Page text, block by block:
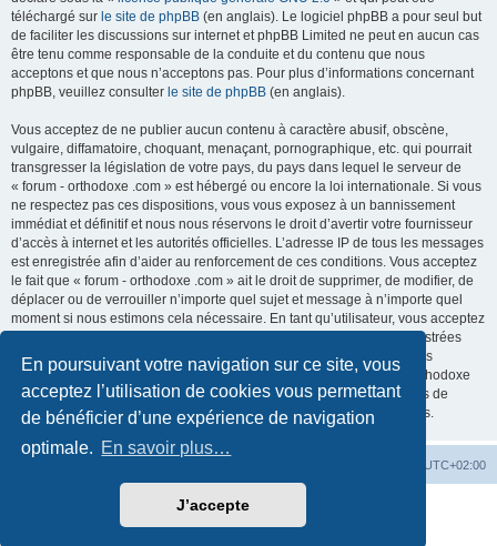
En poursuivant votre navigation sur ce site, vous
acceptez l’utilisation de cookies vous permettant
de bénéficier d’une expérience de navigation
optimale. En savoir plus…
J’accepte
téléchargé sur le site de phpBB (en anglais). Le logiciel phpBB a pour seul but
de faciliter les discussions sur internet et phpBB Limited ne peut en aucun cas
être tenu comme responsable de la conduite et du contenu que nous
acceptons et que nous n’acceptons pas. Pour plus d’informations concernant
phpBB, veuillez consulter le site de phpBB (en anglais).
Vous acceptez de ne publier aucun contenu à caractère abusif, obscène,
vulgaire, diffamatoire, choquant, menaçant, pornographique, etc. qui pourrait
transgresser la législation de votre pays, du pays dans lequel le serveur de
« forum - orthodoxe .com » est hébergé ou encore la loi internationale. Si vous
ne respectez pas ces dispositions, vous vous exposez à un bannissement
immédiat et définitif et nous nous réservons le droit d’avertir votre fournisseur
d’accès à internet et les autorités officielles. L’adresse IP de tous les messages
est enregistrée afin d’aider au renforcement de ces conditions. Vous acceptez
le fait que « forum - orthodoxe .com » ait le droit de supprimer, de modifier, de
déplacer ou de verrouiller n’importe quel sujet et message à n’importe quel
moment si nous estimons cela nécessaire. En tant qu’utilisateur, vous acceptez
que toutes les informations que vous avez renseignées soient enregistrées
dans notre base de données. Bien que ces informations ne seront pas
diffusées à une tierce partie sans votre consentement, ni « forum - orthodoxe
.com », ni phpBB, ne pourront être tenus comme responsables en cas de
tentative de piratage informatique visant à compromettre vos données.
UTC+02:00
phpBB® Forum Software © phpBB Limited
©